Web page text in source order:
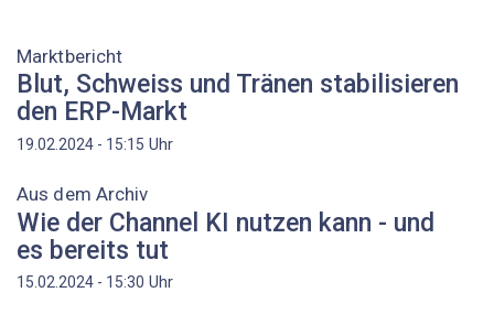
Marktbericht
Blut, Schweiss und Tränen stabilisieren
den ERP-Markt
19.02.2024 - 15:15 Uhr
Aus dem Archiv
Wie der Channel KI nutzen kann - und
es bereits tut
15.02.2024 - 15:30 Uhr